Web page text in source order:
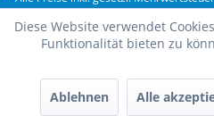
50¤ Bestellwert und einmal pro
ausgenommen Gefahrgut. Weitere
Diese Website verwendet
Funktionalität bieten zu
Ablehnen Alle